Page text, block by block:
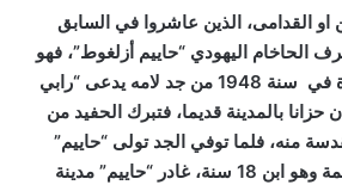
او القدامى، الذين عاشروا في السابق
الحاخام اليهودي “حاييم أزلغوط”، فهو
من مواليد مدينة الصويرة في سنة 1948 من جد لامه يدعى “رابي
بالمدينة قديما، فتبرك الحفيد من
منه، فلما توفي الجد تولى “حاييم”
بالإشراف على هذه المهمة وهو ابن 18 سنة، غادر “حاييم” مدينة